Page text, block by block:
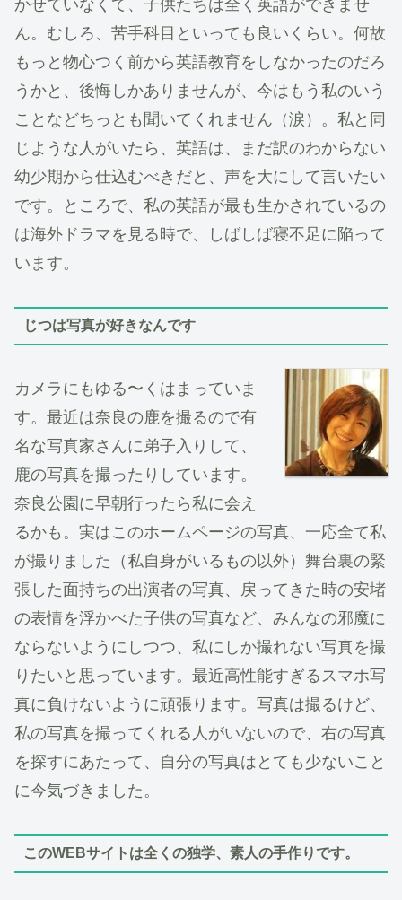
かせていなくて、子供たちは全く英語ができませ
ん。むしろ、苦手科目といっても良いくらい。何故
もっと物心つく前から英語教育をしなかったのだろ
うかと、後悔しかありませんが、今はもう私のいう
ことなどちっとも聞いてくれません（涙）。私と同
じような人がいたら、英語は、まだ訳のわからない
幼少期から仕込むべきだと、声を大にして言いたい
です。ところで、私の英語が最も生かされているの
は海外ドラマを見る時で、しばしば寝不足に陥って
います。
じつは写真が好きなんです
カメラにもゆる〜くはまっていま
す。最近は奈良の鹿を撮るので有
名な写真家さんに弟子入りして、
鹿の写真を撮ったりしています。
奈良公園に早朝行ったら私に会え
るかも。実はこのホームページの写真、一応全て私
が撮りました（私自身がいるもの以外）舞台裏の緊
張した面持ちの出演者の写真、戻ってきた時の安堵
の表情を浮かべた子供の写真など、みんなの邪魔に
ならないようにしつつ、私にしか撮れない写真を撮
りたいと思っています。最近高性能すぎるスマホ写
真に負けないように頑張ります。写真は撮るけど、
私の写真を撮ってくれる人がいないので、右の写真
を探すにあたって、自分の写真はとても少ないこと
に今気づきました。
このWEBサイトは全くの独学、素人の手作りです。